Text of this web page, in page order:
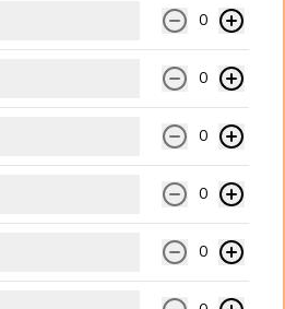
Carne angus, queso cheddar, tocino,
pepperoni, choricillo y salsa golf.
Ranchera
0
0
0
0
0